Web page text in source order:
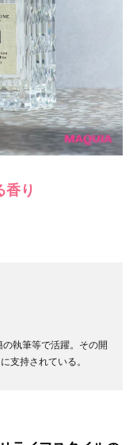
香り
執筆等で活躍。その開
支持されている。